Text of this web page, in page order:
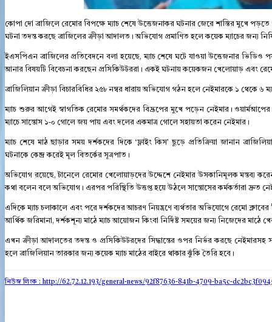
কোপা দো ব্রাজিলে রেমোর বিপক্ষে ম্যাচ শেষে উত্তেজনাকর ঘটনার জেরে শাস্তির মুখে পড়তে
ঘটনা তদন্ত করছে ব্রাজিলের ক্রীড়া আদালত। অভিযোগ প্রমাণিত হলে কয়েক ম্যাচের জন্য
ইএসপিএন ব্রাজিলের প্রতিবেদনে বলা হয়েছে, ম্যাচ শেষে ঘটে যাওয়া উত্তেজনার ভিডিও
আনার বিষয়টি বিবেচনা করছেন প্রসিকিউটররা। একই ঘটনায় কয়েকজন খেলোয়াড় এবং রেমো
ব্রাজিলিয়ান ক্রীড়া বিচারবিধির ২৫৮ নম্বর ধারায় অভিযোগ গঠন হলে নেইমারকে ১ থেকে ৬
ম্যাচ শুরুর আগেই স্বাগতিক রেমোর সমর্থকদের বিদ্রূপের মুখে পড়েন নেইমার। ওয়ার্মআপের
ম্যাচে সান্তোস ১-০ গোলে জয় পায় এবং দলের একমাত্র গোলে সহায়তা করেন নেইমার।
ম্যাচ শেষে মাঠ ছাড়ার সময় দর্শকদের দিকে ‘ফ্লাইং কিস’ ছুড়ে প্রতিক্রিয়া জানান
ঘটনাকে কেন্দ্র করেই মূল বিতর্কের সূত্রপাত।
অভিযোগ রয়েছে, টানেলে রেমোর খেলোয়াড়দের উদ্দেশে নেইমার উসকানিমূলক মন্তব্য
কথা বলেন বলে অভিযোগ। এরপর পরিস্থিতি উত্তপ্ত হয়ে উঠলে সান্তোসের কর্মকর্তারা দ্রুত
এদিকে ম্যাচ চলাকালে এবং পরে দর্শকদের আচরণ নিয়ন্ত্রণে ব্যর্থতার অভিযোগে রেমো ক্লাবের
আর্থিক জরিমানা, দর্শকশূন্য মাঠে ম্যাচ আয়োজন কিংবা নির্দিষ্ট সময়ের জন্য নিজেদের মাঠে
এখন ক্রীড়া আদালতের তদন্ত ও প্রসিকিউটরদের সিদ্ধান্তের ওপর নির্ভর করছে নেইমারসহ
হলে ব্রাজিলিয়ান তারকার জন্য কয়েক ম্যাচ মাঠের বাইরে থাকার ঝুঁকি তৈরি হবে।
নিউজ লিংক : http://62.72.12.193/general-news/92f87636-841b-4709-ba5c-